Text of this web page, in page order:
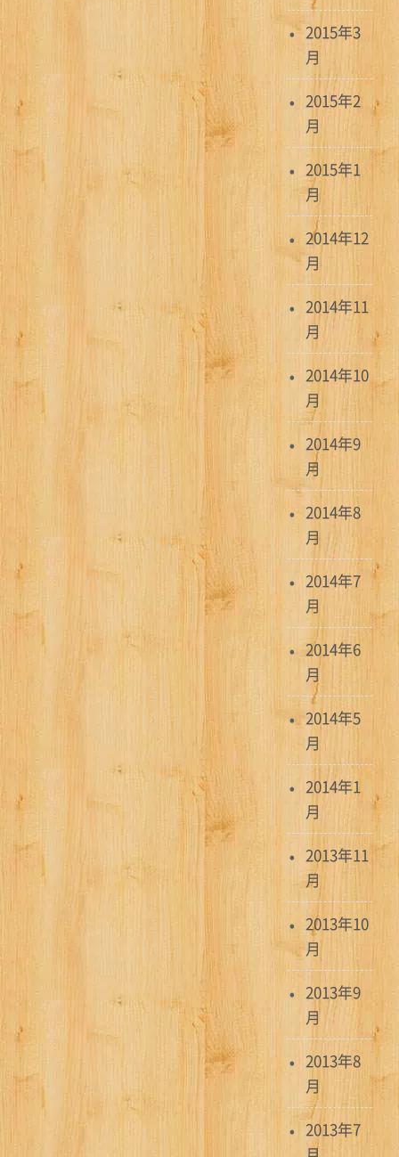
2015年3
月
2015年2
月
2015年1
月
2014年12
月
2014年11
月
2014年10
月
2014年9
月
2014年8
月
2014年7
月
2014年6
月
2014年5
月
2014年1
月
2013年11
月
2013年10
月
2013年9
月
2013年8
月
2013年7